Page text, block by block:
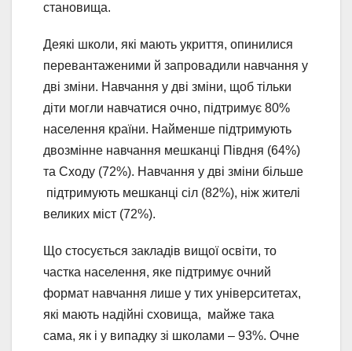
становища.
Деякі школи, які мають укриття, опинилися
перевантаженими й запровадили навчання у
дві зміни. Навчання у дві зміни, щоб тільки
діти могли навчатися очно, підтримує 80%
населення країни. Найменше підтримують
двозмінне навчання мешканці Півдня (64%)
та Сходу (72%). Навчання у дві зміни більше
підтримують мешканці сіл (82%), ніж жителі
великих міст (72%).
Що стосується закладів вищої освіти, то
частка населення, яке підтримує очний
формат навчання лише у тих університетах,
які мають надійні сховища, майже така
сама, як і у випадку зі школами – 93%. Очне